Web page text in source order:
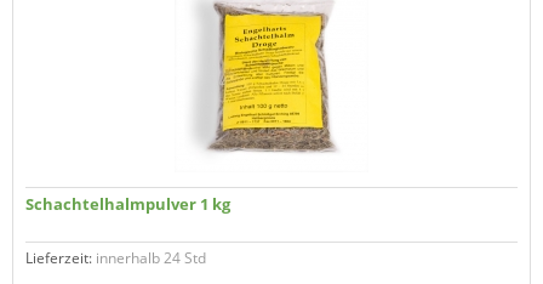
Schachtelhalm­pulver 1 kg
Lieferzeit: innerhalb 24 Std